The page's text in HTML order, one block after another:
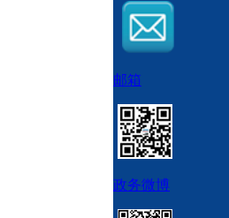
邮箱
政务微博